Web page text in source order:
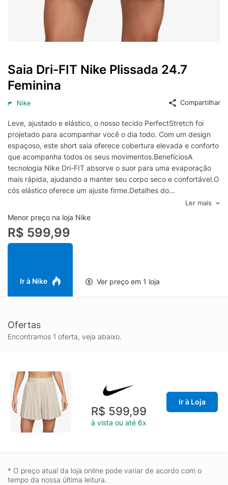
Saia Dri-FIT Nike Plissada 24.7
Feminina
Nike Compartilhar
Leve, ajustado e elástico, o nosso tecido PerfectStretch foi
projetado para acompanhar você o dia todo. Com um design
espaçoso, este short saia oferece cobertura elevada e conforto
que acompanha todos os seus movimentos.BenefíciosA
tecnologia Nike Dri-FIT absorve o suor para uma evaporação
mais rápida, ajudando a manter seu corpo seco e confortável.O
cós elástico oferece um ajuste firme.Detalhes do
esquerdoBolsos nas costuras laterais83% poliéster e 17%
elastanoLavagem à máquinaImportado
Ler mais
Menor preço na loja Nike
R$ 599,99
Ir à Nike Ver preço em 1 loja
Ofertas
Encontramos 1 oferta, veja abaixo.
R$ 599,99
à vista ou até 6x
Ir à Loja
* O preço atual da loja online pode variar de acordo com o
tempo da nossa última leitura.